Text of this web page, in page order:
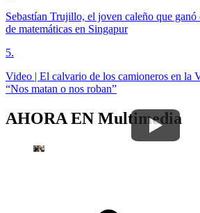
Sebastían Trujillo, el joven caleño que
de matemáticas en Singapur
5.
Video | El calvario de los camioneros en la
“Nos matan o nos roban”
AHORA EN Multimedia